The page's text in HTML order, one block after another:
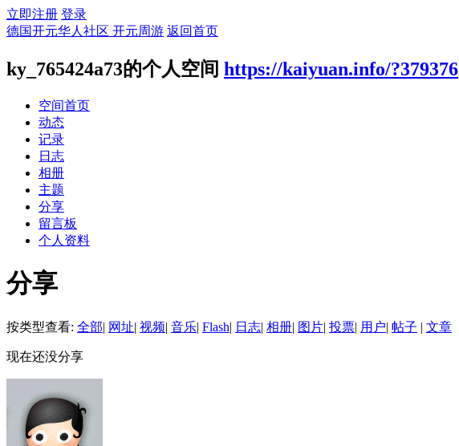
立即注册 登录
德国开元华人社区 开元周游 返回首页
ky_765424a73的个人空间 https://kaiyuan.info/?379376
空间首页
动态
记录
日志
相册
主题
分享
留言板
个人资料
分享
按类型查看: 全部| 网址| 视频| 音乐| Flash| 日志| 相册| 图片| 投票| 用户| 帖子 | 文章
现在还没分享